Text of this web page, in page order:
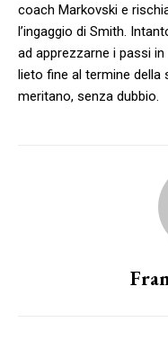
coach Markovski e
l’ingaggio di Smith.
ad apprezzarne i passi in
lieto fine al termine della
meritano, senza dubbio.